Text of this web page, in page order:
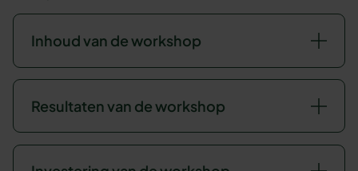
Inhoud van de workshop
Resultaten van de workshop